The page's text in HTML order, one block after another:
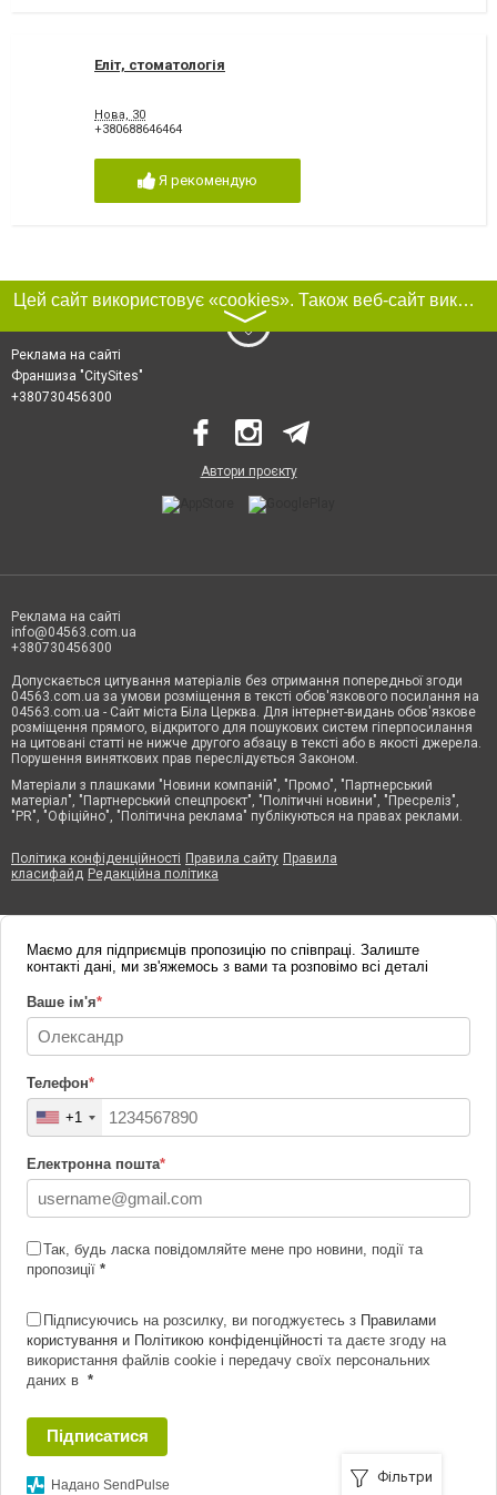
Еліт, стоматологія
Нова, 30
+380688646464
Я рекомендую
Фільтри
Цей сайт використовує «cookies». Також веб-сайт використовує інтернет-сервіс для збору технічних даних стосовно відвідувачів з метою отримання маркетингової та статистичної інформації. Умови обробки даних відвідувачів сайту див.
〉
Реклама на сайті
Франшиза "CitySites"
+380730456300
Автори проєкту
Реклама на сайті
info@04563.com.ua
+380730456300
Допускається цитування матеріалів без отримання попередньої згоди
04563.com.ua за умови розміщення в тексті обов'язкового посилання на
04563.com.ua - Сайт міста Біла Церква. Для інтернет-видань обов'язкове
розміщення прямого, відкритого для пошукових систем гіперпосилання
на цитовані статті не нижче другого абзацу в тексті або в якості джерела.
Порушення виняткових прав переслідується Законом.
Матеріали з плашками "Новини компаній", "Промо", "Партнерський
матеріал", "Партнерський спецпроєкт", "Політичні новини", "Пресреліз",
"PR", "Офіційно", "Політична реклама" публікуються на правах реклами.
Політика конфіденційності Правила сайту Правила
класифайд Редакційна політика
Маємо для підприємців пропозицію по співпраці. Залиште
контакті дані, ми зв'яжемось з вами та розповімо всі деталі
Ваше ім'я*
Телефон*
+1
Електронна пошта*
Так, будь ласка повідомляйте мене про новини, події та
пропозиції *
Підписуючись на розсилку, ви погоджуєтесь з Правилами
користування и Політикою конфіденційності та даєте згоду на
використання файлів cookie і передачу своїх персональних
даних в *
Підписатися
Надано SendPulse